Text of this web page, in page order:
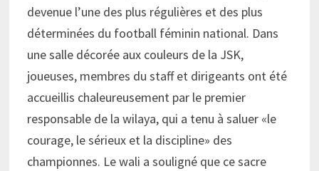
devenue l’une des plus régulières et des plus
déterminées du football féminin national. Dans
une salle décorée aux couleurs de la JSK,
joueuses, membres du staff et dirigeants ont été
accueillis chaleureusement par le premier
responsable de la wilaya, qui a tenu à saluer «le
courage, le sérieux et la discipline» des
championnes. Le wali a souligné que ce sacre